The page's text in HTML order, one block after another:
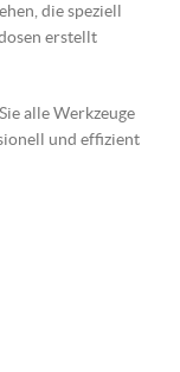
die speziell
erstellt
alle Werkzeuge
und effizient